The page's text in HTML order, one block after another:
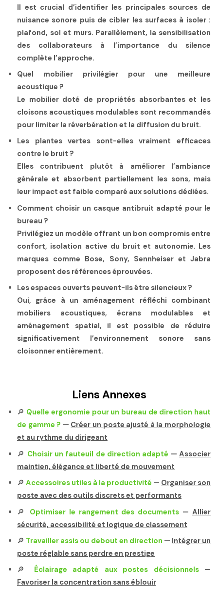
Il est crucial d’identifier les principales sources de
nuisance sonore puis de cibler les surfaces à isoler :
plafond, sol et murs. Parallèlement, la sensibilisation
des collaborateurs à l’importance du silence
complète l’approche.
Quel mobilier privilégier pour une meilleure
acoustique ?
Le mobilier doté de propriétés absorbantes et les
cloisons acoustiques modulables sont recommandés
pour limiter la réverbération et la diffusion du bruit.
Les plantes vertes sont-elles vraiment efficaces
contre le bruit ?
Elles contribuent plutôt à améliorer l’ambiance
générale et absorbent partiellement les sons, mais
leur impact est faible comparé aux solutions dédiées.
Comment choisir un casque antibruit adapté pour le
bureau ?
Privilégiez un modèle offrant un bon compromis entre
confort, isolation active du bruit et autonomie. Les
marques comme Bose, Sony, Sennheiser et Jabra
proposent des références éprouvées.
Les espaces ouverts peuvent-ils être silencieux ?
Oui, grâce à un aménagement réfléchi combinant
mobiliers acoustiques, écrans modulables et
aménagement spatial, il est possible de réduire
significativement l’environnement sonore sans
cloisonner entièrement.
Liens Annexes
🔎 Quelle ergonomie pour un bureau de direction haut
de gamme ? — Créer un poste ajusté à la morphologie
et au rythme du dirigeant
🔎 Choisir un fauteuil de direction adapté —Associer
maintien, élégance et liberté de mouvement
🔎 Accessoires utiles à la productivité — Organiser son
poste avec des outils discrets et performants
🔎 Optimiser le rangement des documents — Allier
sécurité, accessibilité et logique de classement
🔎 Travailler assis ou debout en direction — Intégrer un
poste réglable sans perdre en prestige
🔎 Éclairage adapté aux postes décisionnels—
Favoriser la concentration sans éblouir